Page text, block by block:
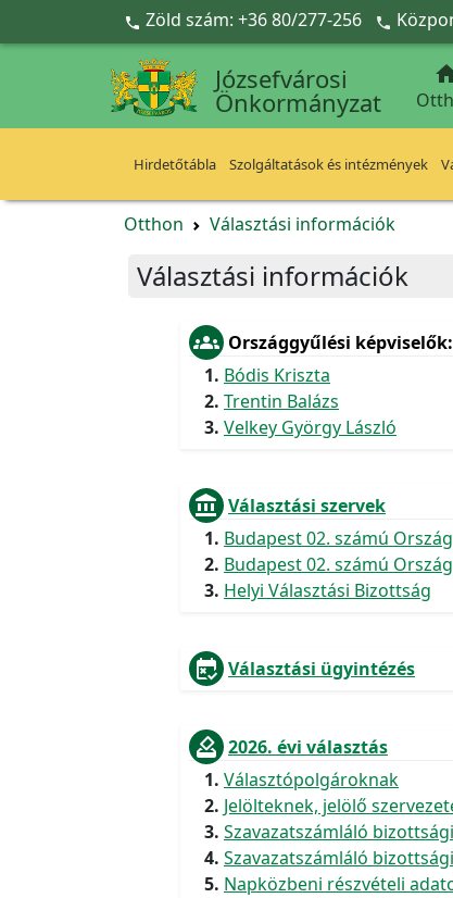
Ugrás a fő tartalomra
 Zöld szám: +36 80/277-256 
Józsefvárosi
Önkormányzat
Hirdetőtábla Szolgáltatások és intézmények
Otthon Választási információk
Választási információk
groups Országgyűlési képviselők
Bódis Kriszta
Trentin Balázs
Velkey György László
account_balance Választási szervek
Budapest 02. számú
Budapest 02. számú
Helyi Választási Bizottság
free_cancellation Választási ügyintézés
how_to_vote 2026. évi választás
Választópolgároknak
Jelölteknek, jelölő
Szavazatszámláló
Szavazatszámláló
Napközbeni részvételi